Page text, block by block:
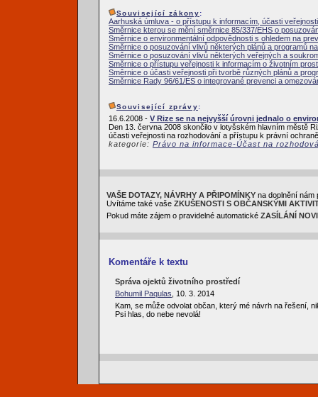
Související zákony:
Aarhuská úmluva - o přístupu k informacím, účasti
Směrnice kterou se mění směrnice 85/337/EHS o
Směrnice o environmentální odpovědnosti s ohledem na
Směrnice o posuzování vlivů některých plánů a programů
Směrnice o posuzování vlivů některých veřejných a
Směrnice o přístupu veřejnosti k informacím o životním
Směrnice o účasti veřejnosti při tvorbě různých plánů a
Směrnice Rady 96/61/ES o integrované prevenci a
Související zprávy:
16.6.2008 - V Rize se na nejvyšší úrovni jednalo o
Den 13. června 2008 skončilo v lotyšském hlavním městě
účasti veřejnosti na rozhodování a přístupu k právní
kategorie: Právo na informace-Účast na
VAŠE DOTAZY, NÁVRHY A PŘIPOMÍNKY na doplnění
Uvítáme také vaše ZKUŠENOSTI S OBČANSKÝMI
Pokud máte zájem o pravidelné automatické ZASÍLÁNÍ
Komentáře k textu
Správa ojektů životního prostředí
Bohumil Paqulas , 10. 3. 2014
Kam, se může odvolat občan, který mé návrh na řešení,
Psi hlas, do nebe nevolá!